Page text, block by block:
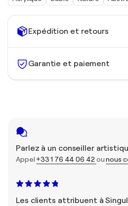
Expédition et retours
Garantie et paiement
Parlez à un conseiller
Appel +33 1 76 44 06 42ounous
Les clients attribuent à